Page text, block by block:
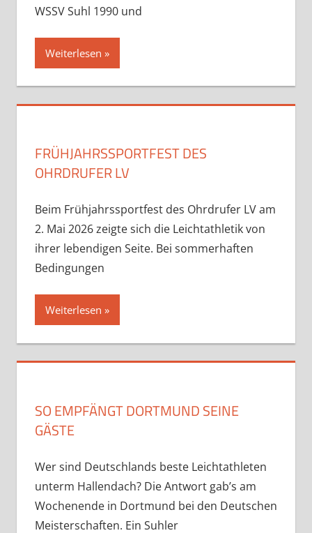
WSSV Suhl 1990 und
Weiterlesen
FRÜHJAHRSSPORTFEST DES
OHRDRUFER LV
Beim Frühjahrssportfest des Ohrdrufer LV am
2. Mai 2026 zeigte sich die Leichtathletik von
ihrer lebendigen Seite. Bei sommerhaften
Bedingungen
Weiterlesen
SO EMPFÄNGT DORTMUND SEINE
GÄSTE
Wer sind Deutschlands beste Leichtathleten
unterm Hallendach? Die Antwort gab’s am
Wochenende in Dortmund bei den Deutschen
Meisterschaften. Ein Suhler